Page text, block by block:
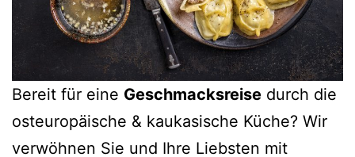
Bereit für eine Geschmacksreise durch die
osteuropäische & kaukasische Küche? Wir
verwöhnen Sie und Ihre Liebsten mit